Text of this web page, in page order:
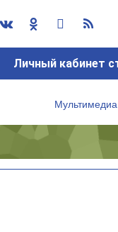
Личный кабинет
Мультимедиа